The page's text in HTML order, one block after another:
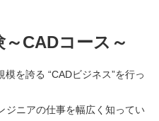
CADコース～
を誇る “CADビジネス”を行っ
ジニアの仕事を幅広く知ってい